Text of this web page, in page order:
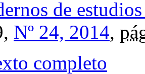
de
Nº 24, 2014,
completo